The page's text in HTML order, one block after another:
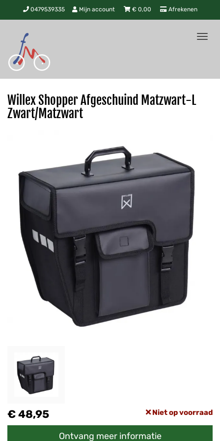
0479539335 Mijn account € 0,00 Afrekenen
Willex Shopper Afgeschuind Matzwart-L
Zwart/Matzwart
€ 48,95 Niet op voorraad
Ontvang meer informatie